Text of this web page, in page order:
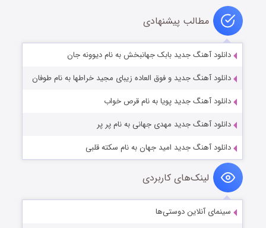
مطالب پیشنهادی
دانلود آهنگ جدید بابک جهانبخش به نام دیوونه جان
دانلود آهنگ جدید و فوق العاده زیبای مجید خراطها به نام طوفان
دانلود آهنگ جدید پویا به نام قرص خواب
دانلود آهنگ جدید مهدی جهانی به نام پر پر
دانلود آهنگ جدید امید جهان به نام سکته قلبی
لینک‌های کاربردی
سینمای آنلاین دوستی‌ها